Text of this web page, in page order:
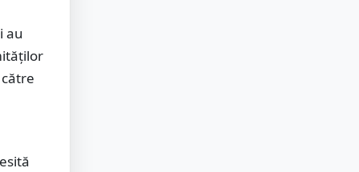
au